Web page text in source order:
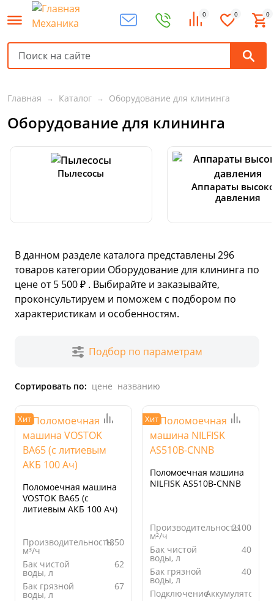
0 0 0
Главная Каталог Оборудование для клининга
Оборудование для клининга
Пылесосы
Аппараты
давления
В данном разделе каталога представлены 296
товаров категории Оборудование для клининга по
цене от 5 500 ₽ . Выбирайте и заказывайте,
проконсультируем и поможем с подбором по
характеристикам и особенностям.
Подбор по параметрам
Сортировать по: цене названию
Хит
Поломоечная машина
VOSTOK BA65 (c
литиевым АКБ 100 Ач)
Производительность,
м³/ч
1850
Бак чистой
воды, л
62
Бак грязной
воды, л
67
Хит
Поломоечная машина
NILFISK AS510B-CNNB
Производительность,
м²/ч
2100
Бак чистой
воды, л
40
Бак грязной
воды, л
40
ПодключениеАккумуляторная